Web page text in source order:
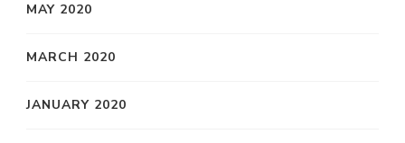
MAY 2020
MARCH 2020
JANUARY 2020